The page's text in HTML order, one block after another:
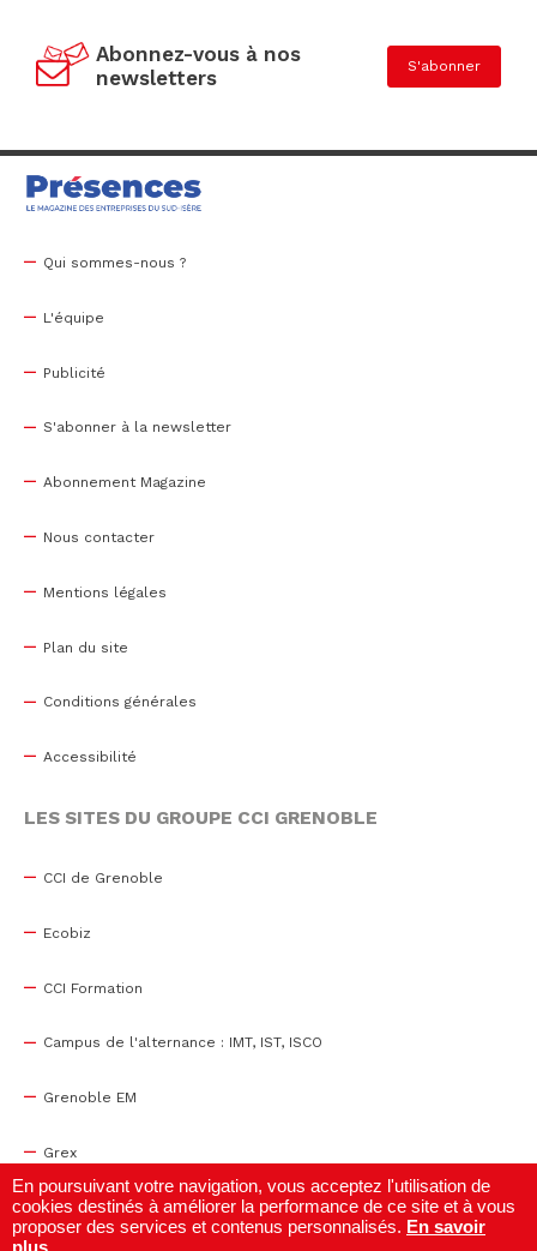
Abonnez-vous à nos
newsletters
S'abonner
Qui sommes-nous ?
L'équipe
Publicité
S'abonner à la newsletter
Abonnement Magazine
Nous contacter
Mentions légales
Plan du site
Conditions générales
Accessibilité
LES SITES DU GROUPE CCI GRENOBLE
CCI de Grenoble
Ecobiz
CCI Formation
Campus de l'alternance : IMT, IST, ISCO
Grenoble EM
Grex
WTC Grenoble
En poursuivant votre navigation, vous acceptez l'utilisation de
cookies destinés à améliorer la performance de ce site et à vous
proposer des services et contenus personnalisés. En savoir
plus